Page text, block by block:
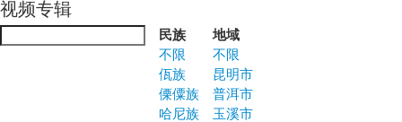
视频专辑
民族
不限
佤族
傈僳族
哈尼族
地域
不限
昆明市
普洱市
玉溪市